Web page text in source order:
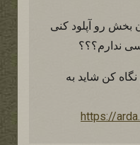
بخش رو آپلود کنی
ندارم؟؟؟
کن شاید به
https://